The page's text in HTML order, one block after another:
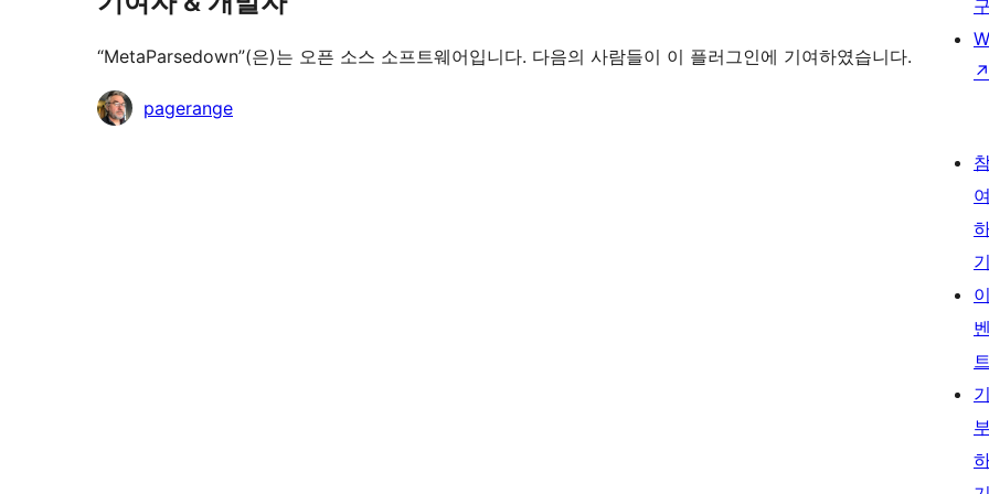
“MetaParsedown”(은)는 오픈 소스 소프트웨어입니다. 다음의 사람들이 이 플러그인에 기여하였습니다.
기
pagerange
구
↗
여
기
이
벤
트
기
부